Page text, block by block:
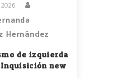
Hernández
de izquierda
new